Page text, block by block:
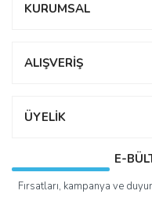
KURUMSAL
ALIŞVERİŞ
ÜYELİK
E-
Fırsatları, kampanya ve